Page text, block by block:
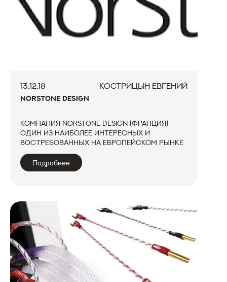
13.12.18 КОСТРИЦЫН ЕВГЕНИЙ
NORSTONE DESIGN
Компания NorStone Design (Франция) –
один из наиболее интересных и
востребованных на европейском рынке
производителей стильной мебели для
потребительской
аудиовидеоэлектроники. NorStone
Подробнее